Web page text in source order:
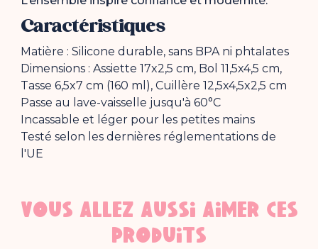
Caractéristiques
Matière : Silicone durable, sans BPA ni phtalates
Dimensions : Assiette 17x2,5 cm, Bol 11,5x4,5 cm,
Tasse 6,5x7 cm (160 ml), Cuillère 12,5x4,5x2,5 cm
Passe au lave-vaisselle jusqu'à 60°C
Incassable et léger pour les petites mains
Testé selon les dernières réglementations de
l'UE
VOUS ALLEZ AUSSI AIMER CES
PRODUITS